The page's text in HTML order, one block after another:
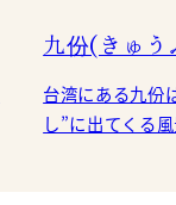
九份(きゅう
台湾にある九份
し”に出てくる